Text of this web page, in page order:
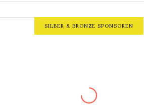
SILBER & BRONZE SPONSOREN